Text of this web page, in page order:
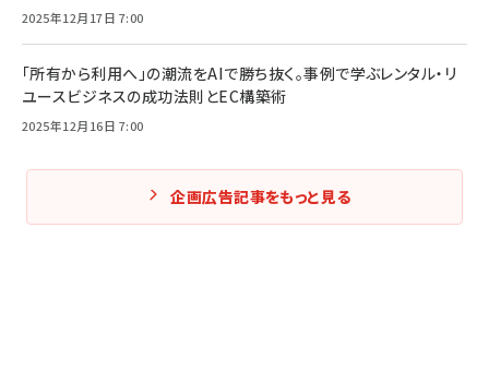
2025年12月17日 7:00
「所有から利用へ」の潮流をAIで勝ち抜く。事例で学ぶレンタル・リ
ユースビジネスの成功法則とEC構築術
2025年12月16日 7:00
企画広告記事をもっと見る